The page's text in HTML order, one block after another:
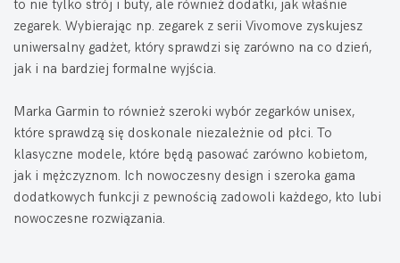
to nie tylko strój i buty, ale również dodatki, jak właśnie
zegarek. Wybierając np. zegarek z serii Vivomove zyskujesz
uniwersalny gadżet, który sprawdzi się zarówno na co dzień,
jak i na bardziej formalne wyjścia.
Marka Garmin to również szeroki wybór zegarków unisex,
które sprawdzą się doskonale niezależnie od płci. To
klasyczne modele, które będą pasować zarówno kobietom,
jak i mężczyznom. Ich nowoczesny design i szeroka gama
dodatkowych funkcji z pewnością zadowoli każdego, kto lubi
nowoczesne rozwiązania.